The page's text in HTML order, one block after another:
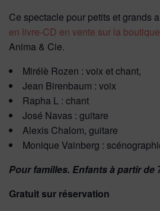
Ce spectacle pour petits et grands
en livre-CD en vente sur la
Anima & Cie.
Mirélè Rozen : voix et chant,
Jean Birenbaum : voix
Rapha L : chant
José Navas : guitare
Alexis Chalom, guitare
Monique Vainberg :
Pour familles. Enfants à partir de
Gratuit sur réservation